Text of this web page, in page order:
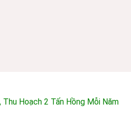
Thu Hoạch 2 Tấn Hồng Mỗi Năm